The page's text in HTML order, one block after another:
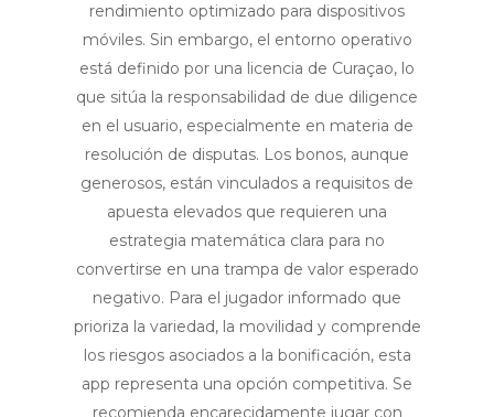
rendimiento optimizado para dispositivos
móviles. Sin embargo, el entorno operativo
está definido por una licencia de Curaçao, lo
que sitúa la responsabilidad de due diligence
en el usuario, especialmente en materia de
resolución de disputas. Los bonos, aunque
generosos, están vinculados a requisitos de
apuesta elevados que requieren una
estrategia matemática clara para no
convertirse en una trampa de valor esperado
negativo. Para el jugador informado que
prioriza la variedad, la movilidad y comprende
los riesgos asociados a la bonificación, esta
app representa una opción competitiva. Se
recomienda encarecidamente jugar con